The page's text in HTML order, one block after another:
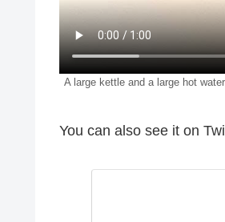
A large kettle and a large hot
You can also see it on